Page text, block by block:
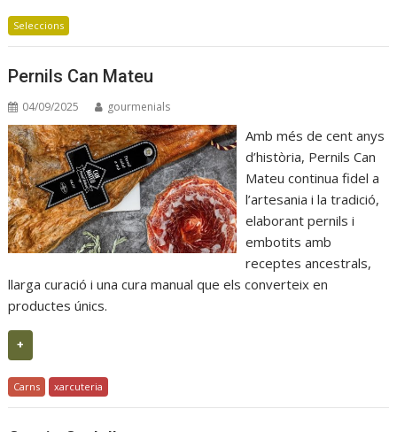
Seleccions
Pernils Can Mateu
04/09/2025 gourmenials
Amb més de cent anys
d’història, Pernils Can
Mateu continua fidel a
l’artesania i la tradició,
elaborant pernils i
embotits amb
receptes ancestrals,
llarga curació i una cura manual que els converteix en
productes únics.
+
Carns xarcuteria